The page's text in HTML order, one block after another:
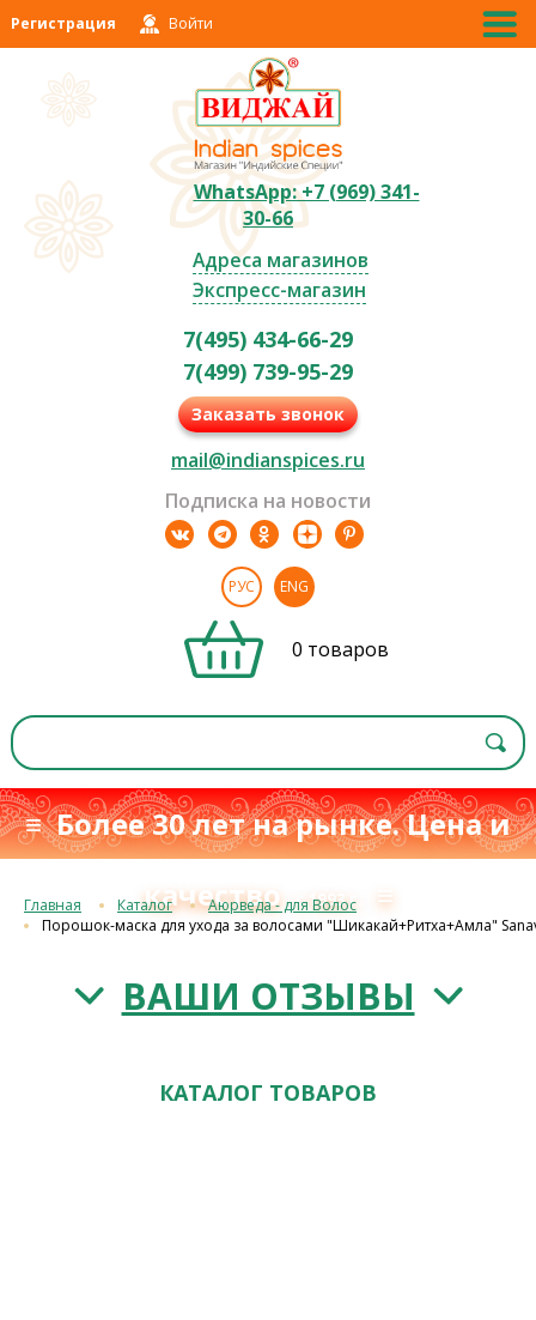
Регистрация Войти
WhatsApp: +7 (969) 341-
30-66
Адреса магазинов
Экспресс-магазин
7(495) 434-66-29
7(499) 739-95-29
Заказать звонок
mail@indianspices.ru
Подписка на новости
РУС ENG
0 товаров
≡ Более 30 лет на рынке. Цена и
качествос 1993 г. ≡
Главная Каталог
Аюрведа - для Волос
Порошок-маска для ухода за волосами "Шикакай+Ритха+Амла"
ВАШИ ОТЗЫВЫ
КАТАЛОГ ТОВАРОВ